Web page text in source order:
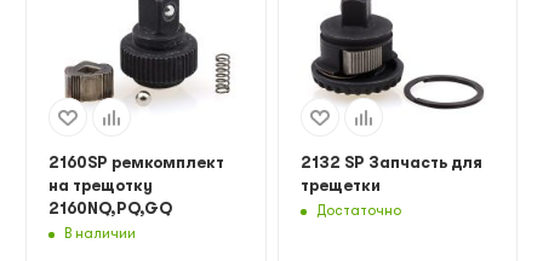
2160SP ремкомплект
на трещотку
2160NQ,PQ,GQ
В наличии
2132 SP Запчасть для
трещетки
Достаточно